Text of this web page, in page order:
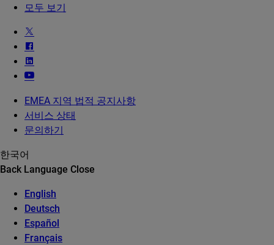
모두 보기
EMEA 지역 법적 공지사항
서비스 상태
문의하기
한국어
Back Language Close
English
Deutsch
Español
Français